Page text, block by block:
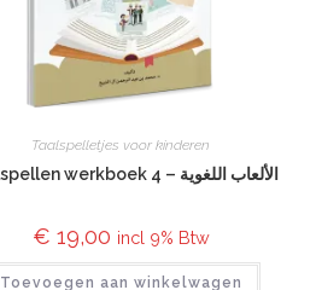
Taalspelletjes voor kinderen
Taalspellen werkboek 4 – الألعاب اللغوية
€ 19,00 incl 9% Btw
Toevoegen aan winkelwagen